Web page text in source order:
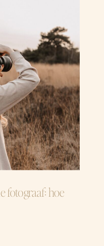
fotograaf: hoe